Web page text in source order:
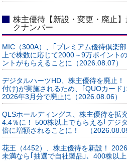
株主優待【新設・変更・廃止
クナンバー
MIC（300A）、｢プレミアム優待倶楽
上で株数に応じて2000～9万ポイント
ントがもらえることに（2026.08.07）
デジタルハーツHD、株主優待を廃止
付け)が実施されるため、｢QUOカード
2026年3月分で廃止に（2026.08.06）
QLSホールディングス、株主優待を拡
4.4％に！ 500株以上でもらえる｢デジ
倍に増額されることに！ （2026.08.05
花王（4452）、株主優待を新設！
未満なら｢抽選で自社製品｣、400株以